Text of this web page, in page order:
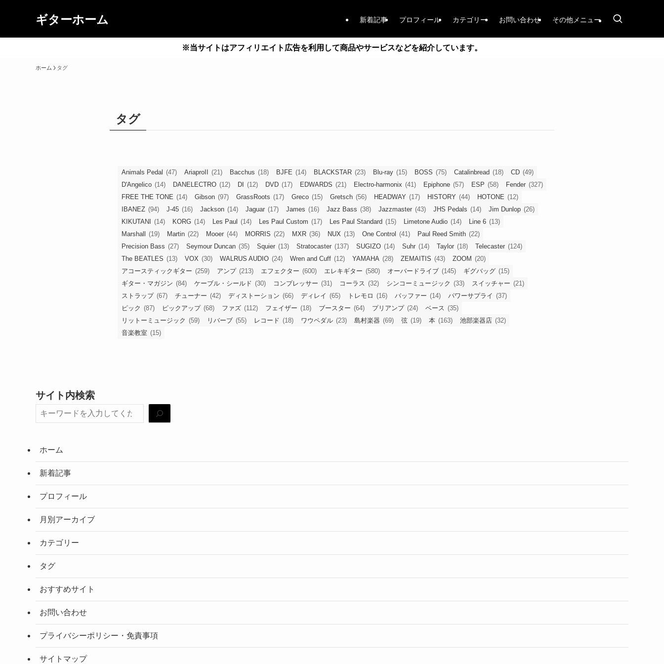
ギターホーム 新着記事 プロフィール カテゴリー お問い合わせ その他メニュー
※当サイトはアフィリエイト広告を利用して商品やサービスなどを紹介しています。
ホーム タグ
タグ
Animals Pedal (47) AriaproII (21) Bacchus (18) BJFE (14) BLACKSTAR (23) Blu-ray (15) BOSS (75) Catalinbread (18) CD (49)
D'Angelico (14) DANELECTRO (12) DI (12) DVD (17) EDWARDS (21) Electro-harmonix (41) Epiphone (57) ESP (58) Fender (327)
FREE THE TONE (14) Gibson (97) GrassRoots (17) Greco (15) Gretsch (56) HEADWAY (17) HISTORY (44) HOTONE (12)
IBANEZ (94) J-45 (16) Jackson (14) Jaguar (17) James (16) Jazz Bass (38) Jazzmaster (43) JHS Pedals (14) Jim Dunlop (26)
KIKUTANI
(14) KORG (14) Les Paul (14) Les Paul Custom (17) Les Paul Standard (15) Limetone Audio (14) Line 6 (13)
Marshall
(19) Martin (22) Mooer (44) MORRIS (22) MXR (36) NUX (13) One Control (41) Paul Reed Smith (22)
Precision Bass (27) Seymour Duncan (35) Squier (13) Stratocaster (137) SUGIZO (14) Suhr (14) Taylor (18) Telecaster (124)
The BEATLES (13) VOX (30) WALRUS AUDIO (24) Wren and Cuff (12) YAMAHA (28) ZEMAITIS (43) ZOOM (20)
アコースティックギター (259) アンプ (213) エフェクター (600) エレキギター (580) オーバードライブ (145) ギグバッグ (15)
ギター・マガジン (84) ケーブル・シールド (30) コンプレッサー (31) コーラス (32) シンコーミュージック (33) スイッチャー (21)
ストラップ (67) チューナー (42) ディストーション (66) ディレイ (65) トレモロ (16) バッファー (14) パワーサプライ (37)
ピック (87) ピックアップ (68) ファズ (112) フェイザー (18) ブースター (64) プリアンプ (24) ベース (35)
リットーミュージック (59) リバーブ (55) レコード (18) ワウペダル (23) 島村楽器 (69) 弦 (19) 本 (163) 池部楽器店 (32)
音楽教室 (15)
サイト内検索
ホーム
新着記事
プロフィール
月別アーカイブ
カテゴリー
タグ
おすすめサイト
お問い合わせ
プライバシーポリシー・免責事項
サイトマップ